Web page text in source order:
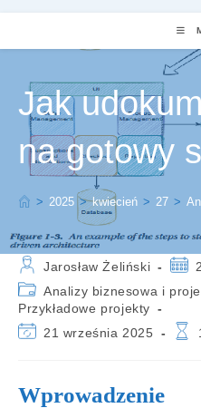
Jak
na gotowy
> 2025 > kwiecień > 27 >
Post
author:
Jarosław Żeliński
Post
Post
category:
Analizy biznesowa i
Przykładowe projekty
Post21 września 2025
Wprowadzenie